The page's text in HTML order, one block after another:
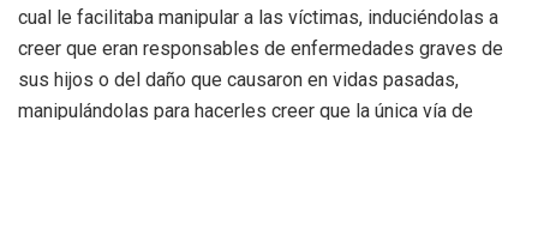
cual le facilitaba manipular a las víctimas, induciéndolas a
creer que eran responsables de enfermedades graves de
sus hijos o del daño que causaron en vidas pasadas,
manipulándolas para hacerles creer que la única vía de